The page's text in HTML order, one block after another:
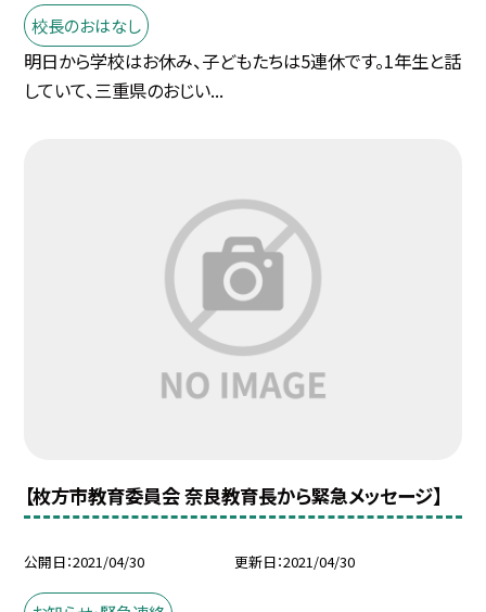
校長のおはなし
明日から学校はお休み、子どもたちは5連休です。1年生と話
していて、三重県のおじい...
【枚方市教育委員会 奈良教育長から緊急メッセージ】
公開日 2021/04/30 更新日 2021/04/30